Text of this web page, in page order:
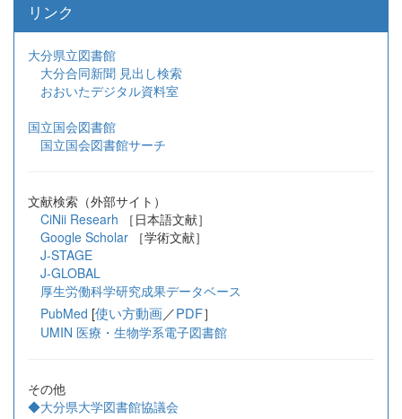
リンク
大分県立図書館
大分合同新聞 見出し検索
おおいたデジタル資料室
国立国会図書館
国立国会図書館サーチ
文献検索（外部サイト）
CiNii Researh ［日本語文献］
Google Scholar
［学術文献］
J-STAGE
J-GLOBAL
厚生労働科学研究成果データベース
PubMed [使い方動画／PDF］
UMIN 医療・生物学系電子図書館
その他
◆大分県大学図書館協議会